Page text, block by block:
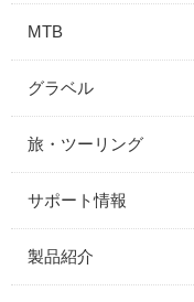
MTB
グラベル
旅・ツーリング
サポート情報
製品紹介